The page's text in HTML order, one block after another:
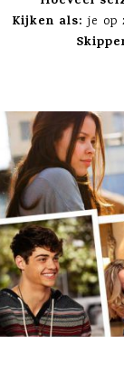
Kijken als:je op